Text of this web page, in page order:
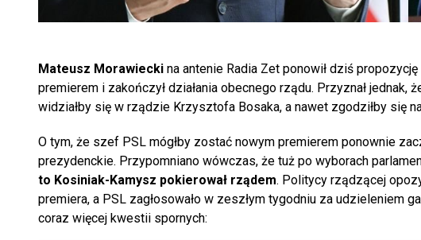
Mateusz Morawiecki na antenie Radia Zet ponowił dziś propozycję
premierem i zakończył działania obecnego rządu. Przyznał
widziałby się w rządzie Krzysztofa Bosaka, a nawet zgodziłby się
O tym, że szef PSL mógłby zostać nowym premierem ponownie
prezydenckie. Przypomniano wówczas, że tuż po wyborach
to Kosiniak-Kamysz pokierował rządem. Politycy rządzącej
premiera, a PSL zagłosowało w zeszłym tygodniu za udzieleniem
coraz więcej kwestii spornych: